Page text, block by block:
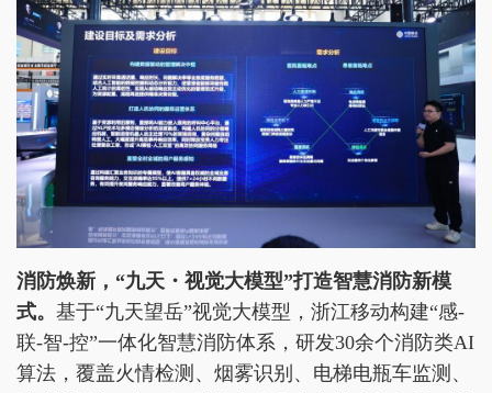
消防焕新 ，“九天・视觉大模型”打造智慧消防新模
式。 基于“九天望岳”视觉大模型，浙江移动构建“感-
联-智-控”一体化智慧消防体系，研发30余个消防类AI
算法，覆盖火情检测、烟雾识别、电梯电瓶车监测、